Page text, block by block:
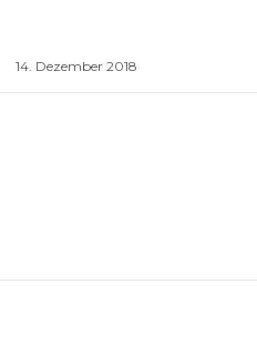
14. Dezember 2018